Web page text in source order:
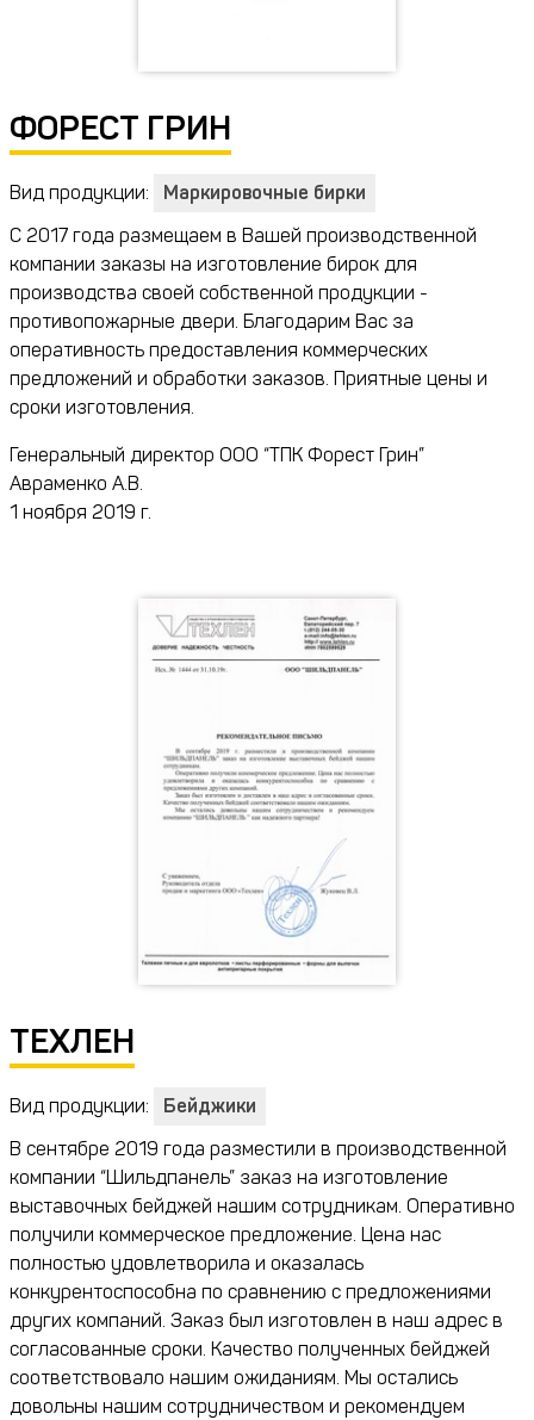
ФОРЕСТ ГРИН
Вид продукции:
Маркировочные бирки
С 2017 года размещаем в Вашей производственной
компании заказы на изготовление бирок для
производства своей собственной продукции -
противопожарные двери. Благодарим Вас за
оперативность предоставления коммерческих
предложений и обработки заказов. Приятные цены и
сроки изготовления.
Генеральный директор ООО “ТПК Форест Грин”
Авраменко А.В.
1 ноября 2019 г.
ТЕХЛЕН
Вид продукции:
Бейджики
В сентябре 2019 года разместили в производственной
компании “Шильдпанель” заказ на изготовление
выставочных бейджей нашим сотрудникам. Оперативно
получили коммерческое предложение. Цена нас
полностью удовлетворила и оказалась
конкурентоспособна по сравнению с предложениями
других компаний. Заказ был изготовлен в наш адрес в
согласованные сроки. Качество полученных бейджей
соответствовало нашим ожиданиям. Мы остались
довольны нашим сотрудничеством и рекомендуем